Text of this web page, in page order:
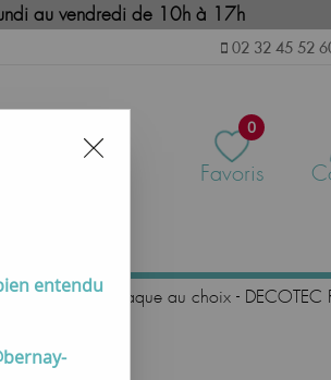
au vendredi de 10h à 17h
02 32 45 52
0
Favoris
miroir / Laque au choix -
entendu